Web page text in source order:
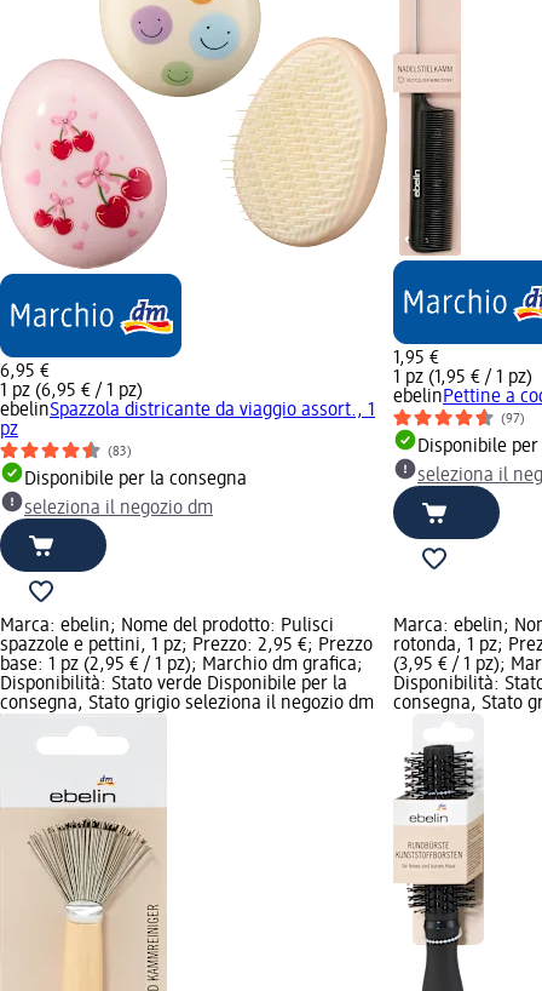
6,95 €
1 pz (6,95 € / 1 pz)
ebelinSpazzola districante da viaggio assort., 1
pz
(83)
Disponibile per la consegna
seleziona il negozio dm
1,95 €
1 pz (1,95 € / 1 pz)
ebelinPettine a
(97)
Disponibile
seleziona il
Marca: ebelin; Nome del prodotto: Pulisci
spazzole e pettini, 1 pz; Prezzo: 2,95 €; Prezzo
base: 1 pz (2,95 € / 1 pz); Marchio dm grafica;
Disponibilità: Stato verde Disponibile per la
consegna, Stato grigio seleziona il negozio dm
Marca: ebelin;
rotonda, 1 pz;
(3,95 € / 1 pz);
Disponibilità:
consegna, Stato